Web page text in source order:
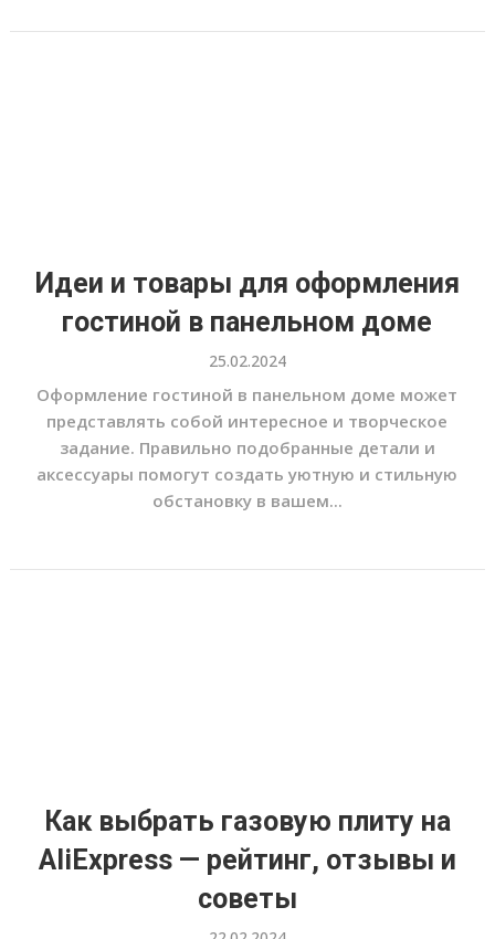
Идеи и товары для оформления
гостиной в панельном доме
25.02.2024
Оформление гостиной в панельном доме может
представлять собой интересное и творческое
задание. Правильно подобранные детали и
аксессуары помогут создать уютную и стильную
обстановку в вашем...
Как выбрать газовую плиту на
AliExpress — рейтинг, отзывы и
советы